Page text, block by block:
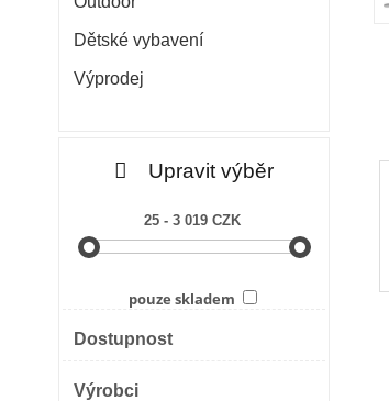
Dětské vybavení
Výprodej
Upravit výběr
25 - 3 019 CZK
pouze skladem
Dostupnost
Výrobci